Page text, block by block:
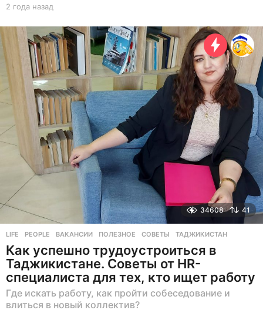
2 года назад
о
д
а
н
а
а
д
34608 41
LIFE ,PEOPLE ВАКАНСИИ ,ПОЛЕЗНОЕ ,СОВЕТЫ ,ТАДЖИКИСТАН
Как успешно трудоустроиться в
Таджикистане. Советы от HR-
специалиста для тех, кто ищет работу
Где искать работу, как пройти собеседование и
влиться в новый коллектив?